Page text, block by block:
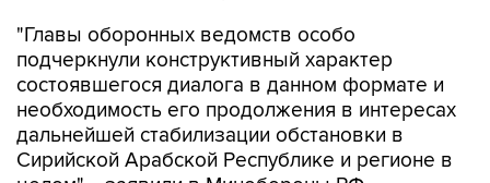
"Главы оборонных ведомств особо
подчеркнули конструктивный характер
состоявшегося диалога в данном формате и
необходимость его продолжения в интересах
дальнейшей стабилизации обстановки в
Сирийской Арабской Республике и регионе в